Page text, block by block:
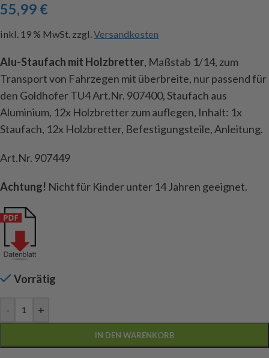
55,99 €
inkl. 19 % MwSt. zzgl.Versandkosten
Alu-Staufach mit Holzbretter, Maßstab 1/14, zum
Transport von Fahrzegen mit überbreite, nur passend für
den Goldhofer TU4 Art.Nr. 907400, Staufach aus
Aluminium, 12x Holzbretter zum auflegen, Inhalt: 1x
Staufach, 12x Holzbretter, Befestigungsteile, Anleitung.
Art.Nr. 907449
Achtung! Nicht für Kinder unter 14 Jahren geeignet.
Vorrätig
- +
IN DEN WARENKORB